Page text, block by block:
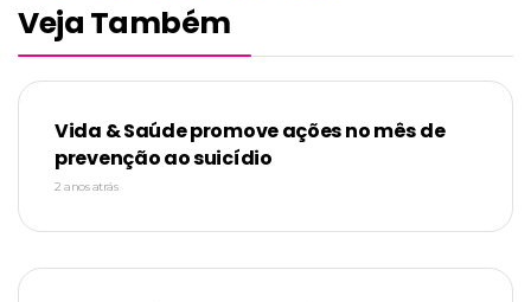
Veja Também
Vida & Saúde promove ações no mês de
prevenção ao suicídio
2 anos atrás